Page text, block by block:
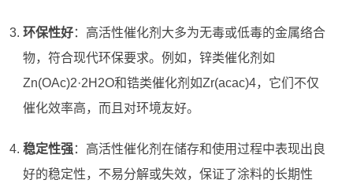
环保性好：高活性催化剂大多为无毒或低毒的金属络合
物，符合现代环保要求。例如，锌类催化剂如
Zn(OAc)2·2H2O和锆类催化剂如Zr(acac)4，它们不仅
催化效率高，而且对环境友好。
稳定性强：高活性催化剂在储存和使用过程中表现出良
好的稳定性，不易分解或失效，保证了涂料的长期性